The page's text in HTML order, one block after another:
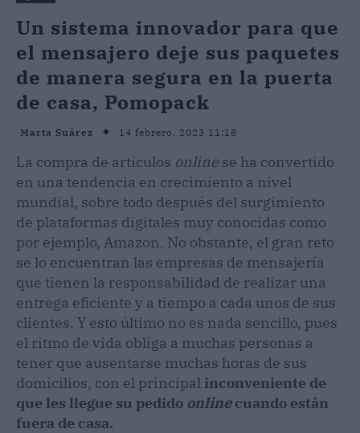
Un sistema innovador para que
el mensajero deje sus paquetes
de manera segura en la puerta
de casa, Pomopack
Marta Suárez 14 febrero, 2023 11:18
La compra de artículos online se ha convertido
en una tendencia en crecimiento a nivel
mundial, sobre todo después del surgimiento
de plataformas digitales muy conocidas como
por ejemplo, Amazon. No obstante, el gran reto
se lo encuentran las empresas de mensajería
que tienen la responsabilidad de realizar una
entrega eficiente y a tiempo a cada unos de sus
clientes. Y esto último no es nada sencillo, pues
el ritmo de vida obliga a muchas personas a
tener que ausentarse muchas horas de sus
domicilios, con el principal inconveniente de
que les llegue su pedido onlinecuando están
fuera de casa.